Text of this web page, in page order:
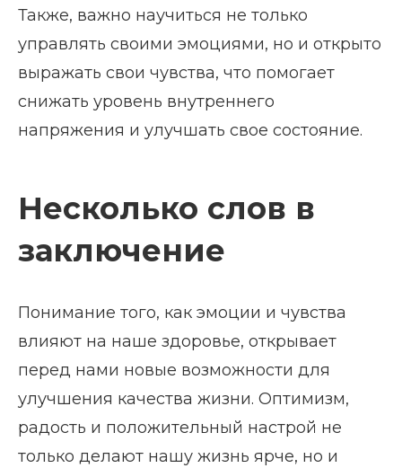
Также, важно научиться не только
управлять своими эмоциями, но и открыто
выражать свои чувства, что помогает
снижать уровень внутреннего
напряжения и улучшать свое состояние.
Несколько слов в
заключение
Понимание того, как эмоции и чувства
влияют на наше здоровье, открывает
перед нами новые возможности для
улучшения качества жизни. Оптимизм,
радость и положительный настрой не
только делают нашу жизнь ярче, но и